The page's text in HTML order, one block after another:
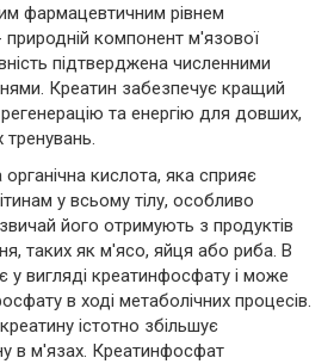
фармацевтичним рівнем
природній компонент м'язової
підтверджена численними
Креатин забезпечує кращий
регенерацію та енергію для довших,
тренувань.
кислота, яка сприяє
у всьому тілу, особливо
його отримують з продуктів
таких як м'ясо, яйця або риба. В
у вигляді креатинфосфату і може
в ході метаболічних процесів.
істотно збільшує
в м'язах. Креатинфосфат